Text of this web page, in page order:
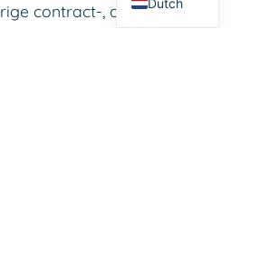
contract-, order- en